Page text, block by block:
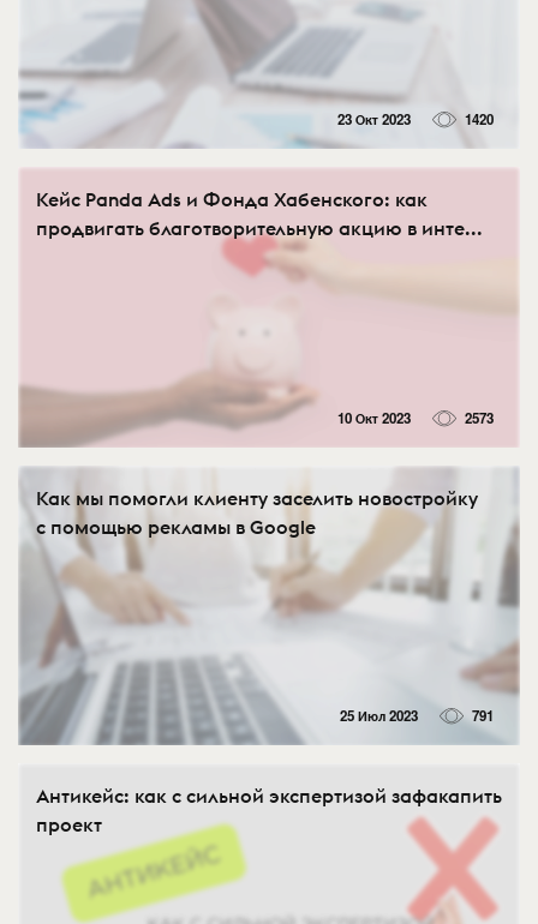
23 Окт 2023 1420
Кейс Panda Ads и Фонда Хабенского: как
продвигать благотворительную акцию в инте...
10 Окт 2023 2573
Как мы помогли клиенту заселить новостройку
с помощью рекламы в Google
25 Июл 2023 791
Антикейс: как с сильной экспертизой зафакапить
проект